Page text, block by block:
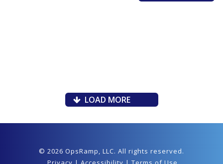
LOAD MORE
© 2026 OpsRamp, LLC. All rights reserved.